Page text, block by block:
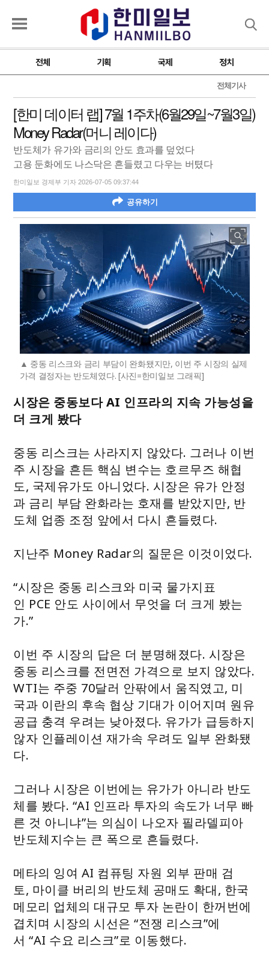
전체 기획 국제 정치
전체기사
[한미 데이터 랩] 7월 1주차(6월29일~7월3일)
Money Radar(머니 레이다)
반도체가 유가와 금리의 안도 효과를 덮었다
고용 둔화에도 나스닥은 흔들렸고 다우는 버텼다
한미일보 경제부 기자 2026-07-05 09:37:44
공유하기
중동 리스크와 금리 부담이 완화됐지만, 이번 주 시장의 실제
가격 결정자는 반도체였다. [사진=한미일보 그래픽]
시장은 중동보다 AI 인프라의 지속 가능성을
더 크게 봤다
중동 리스크는 사라지지 않았다. 그러나 이번
주 시장을 흔든 핵심 변수는 호르무즈 해협
도, 국제유가도 아니었다. 시장은 유가 안정
과 금리 부담 완화라는 호재를 받았지만, 반
도체 업종 조정 앞에서 다시 흔들렸다.
지난주 Money Radar의 질문은 이것이었다.
“시장은 중동 리스크와 미국 물가지표
인 PCE 안도 사이에서 무엇을 더 크게 봤는
가.”
이번 주 시장의 답은 더 분명해졌다. 시장은
중동 리스크를 전면전 가격으로 보지 않았다.
WTI는 주중 70달러 안팎에서 움직였고, 미
국과 이란의 후속 협상 기대가 이어지며 원유
공급 충격 우려는 낮아졌다. 유가가 급등하지
않자 인플레이션 재가속 우려도 일부 완화됐
다.
그러나 시장은 이번에는 유가가 아니라 반도
체를 봤다. “AI 인프라 투자의 속도가 너무 빠
른 것 아니냐”는 의심이 나오자 필라델피아
반도체지수는 큰 폭으로 흔들렸다.
메타의 잉여 AI 컴퓨팅 자원 외부 판매 검
토, 마이클 버리의 반도체 공매도 확대, 한국
메모리 업체의 대규모 투자 논란이 한꺼번에
겹치며 시장의 시선은 “전쟁 리스크”에
서 “AI 수요 리스크”로 이동했다.